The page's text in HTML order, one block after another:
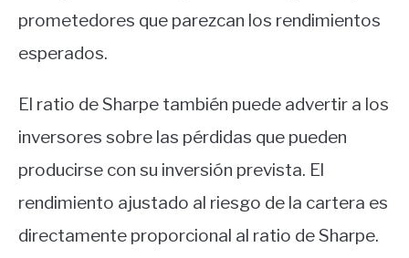
prometedores que parezcan los rendimientos
esperados.
El ratio de Sharpe también puede advertir a los
inversores sobre las pérdidas que pueden
producirse con su inversión prevista. El
rendimiento ajustado al riesgo de la cartera es
directamente proporcional al ratio de Sharpe.